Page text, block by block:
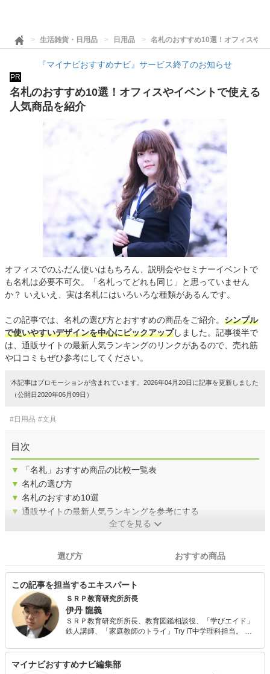
生活雑貨・日用品 日用品 名札のおすすめ10選！オフィスや
『マイナビおすすめナビ』サービス終了のお知らせ
PR
名札のおすすめ10選！オフィスやイベントで使える
人気商品を紹介
オフィスでのふだん使いはもちろん、説明会やセミナーイベントで
も名札は必要不可欠。「名札ってどれも同じ」と思っていません
か？ いえいえ、実は名札にはいろいろな種類があるんです。
この記事では、名札の選び方とおすすめの商品をご紹介。 シンプル
で使いやすいデザインを中心にピックアップしました。記事後半で
は、通販サイトの最新人気ランキングのリンクがあるので、売れ筋
や口コミもぜひ参考にしてください。
本記事はプロモーションが含まれています。2026年04月20日に記事を更新しました
（公開日2020年06月09日）
#日用品 #文具
目次
▼
「名札」おすすめ商品の比較一覧表
▼ 名札の選び方
▼ 名札のおすすめ10選
▼ 通販サイトの最新人気ランキングを参考にする
全てを見る
選び方 おすすめ商品
この記事を担当するエキスパート
ＳＲＰ教育研究所所長
伊丹 龍義
ＳＲＰ教育研究所所長、教育図鑑相談役、「学びエイド」
鉄人講師、「家庭教師のトライ」Try IT中学理科担当。 中
かる中学理科」映像担当。「頭脳王」「東大王」(特番)監修
、「KIDSdo」問題原案、マイナビ中学受験執筆者、自然科
学教育＆中学受験・高校受験理科&算数。 珈琲＆パピコ好
マイナビおすすめナビ編集部